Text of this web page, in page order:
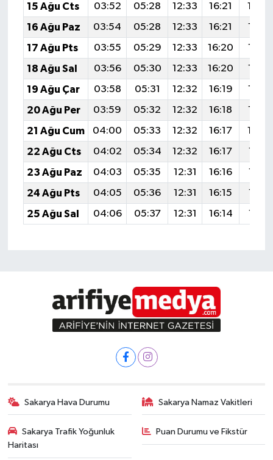
15 Ağu Cts
03:52 05:28 12:33 16:21
16 Ağu Paz
03:54 05:28 12:33 16:21
19:27
17 Ağu Pts
03:55 05:29 12:33 16:20
19:26
18 Ağu Sal
03:56 05:30 12:33 16:20
19:25
19 Ağu Çar
03:58 05:31 12:32 16:19
19:23
20 Ağu Per
03:59 05:32 12:32 16:18
19:22
21 Ağu Cum
04:00 05:33 12:32 16:17
22 Ağu Cts
04:02 05:34 12:32 16:17
19:19
23 Ağu Paz
04:03 05:35 12:31 16:16
19:17
24 Ağu Pts
04:05 05:36 12:31 16:15
19:16
25 Ağu Sal
04:06 05:37 12:31 16:14 19:14
Sakarya Hava Durumu Sakarya Namaz Vakitleri
Sakarya Trafik Yoğunluk
Haritası
Puan Durumu ve Fikstür